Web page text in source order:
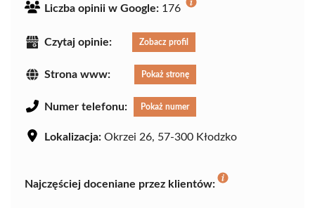
Liczba opinii w Google: 176
Czytaj opinie: Zobacz profil
Strona www: Pokaż stronę
Numer telefonu: Pokaż numer
Lokalizacja: Okrzei 26, 57-300 Kłodzko
Najczęściej doceniane przez klientów: